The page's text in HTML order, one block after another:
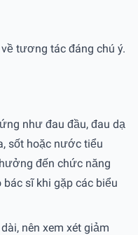
tương tác đáng chú ý.
như đau đầu, đau dạ
sốt hoặc nước tiểu
đến chức năng
sĩ khi gặp các biểu
nên xem xét giảm